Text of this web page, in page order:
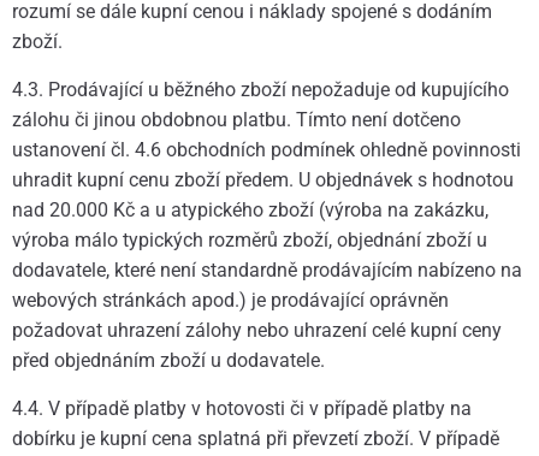
rozumí se dále kupní cenou i náklady spojené s dodáním
zboží.
4.3. Prodávající u běžného zboží nepožaduje od kupujícího
zálohu či jinou obdobnou platbu. Tímto není dotčeno
ustanovení čl. 4.6 obchodních podmínek ohledně povinnosti
uhradit kupní cenu zboží předem. U objednávek s hodnotou
nad 20.000 Kč a u atypického zboží (výroba na zakázku,
výroba málo typických rozměrů zboží, objednání zboží u
dodavatele, které není standardně prodávajícím nabízeno na
webových stránkách apod.) je prodávající oprávněn
požadovat uhrazení zálohy nebo uhrazení celé kupní ceny
před objednáním zboží u dodavatele.
4.4. V případě platby v hotovosti či v případě platby na
dobírku je kupní cena splatná při převzetí zboží. V případě